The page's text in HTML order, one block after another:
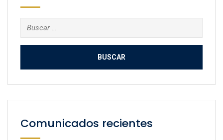
Buscar:
Comunicados recientes